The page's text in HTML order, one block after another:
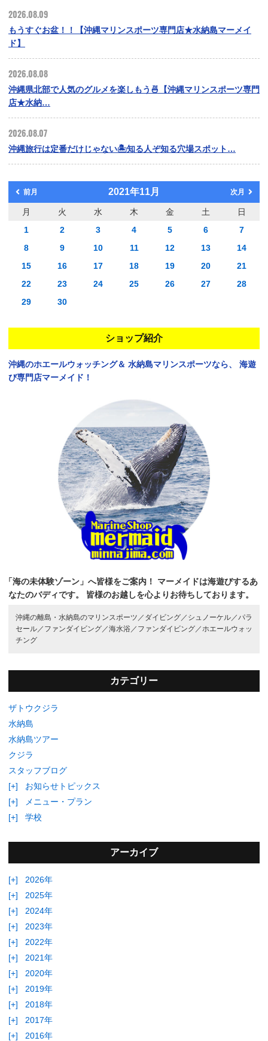
2026.08.09
もうすぐお盆！！【沖縄マリンスポーツ専門店★水納島マーメイ
ド】
2026.08.08
沖縄県北部で人気のグルメを楽しもう🍜【沖縄マリンスポーツ専門
店★水納…
2026.08.07
沖縄旅行は定番だけじゃない🏝️知る人ぞ知る穴場スポット…
前月 2021年11月 次月
月 火 水 木 金 土
日
1
2 3 4 5 6
7
8
9 10 11 12 13
14
15
16 17 18 19 20
21
22
23 24 25 26 27
28
29
30
ショップ紹介
沖縄のホエールウォッチング＆ 水納島マリンスポーツなら、
海遊
び専門店マーメイド！
「海の未体験ゾーン」へ皆様をご案内！
マーメイドは海遊びするあ
なたのバディです。
皆様のお越しを心よりお待ちしております。
沖縄の離島・水納島のマリンスポーツ／ ダイビング／ シュノーケル／パラ
セール／ ファンダイビング／海水浴／ ファンダイビング／ホエールウォッ
チング
カテゴリー
ザトウクジラ
水納島
水納島ツアー
クジラ
スタッフブログ
[+]
お知らせトピックス
[+]
メニュー・プラン
[+]
学校
アーカイブ
[+]
2026年
[+]
2025年
[+]
2024年
[+]
2023年
[+]
2022年
[+]
2021年
[+]
2020年
[+]
2019年
[+]
2018年
[+]
2017年
[+]
2016年